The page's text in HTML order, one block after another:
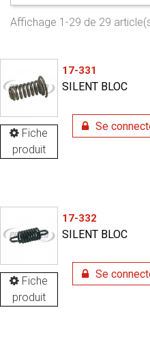
Affichage 1-29 de 29
Fiche
produit
17-331
SILENT BLOC
Se
Fiche
produit
17-332
SILENT BLOC
Se